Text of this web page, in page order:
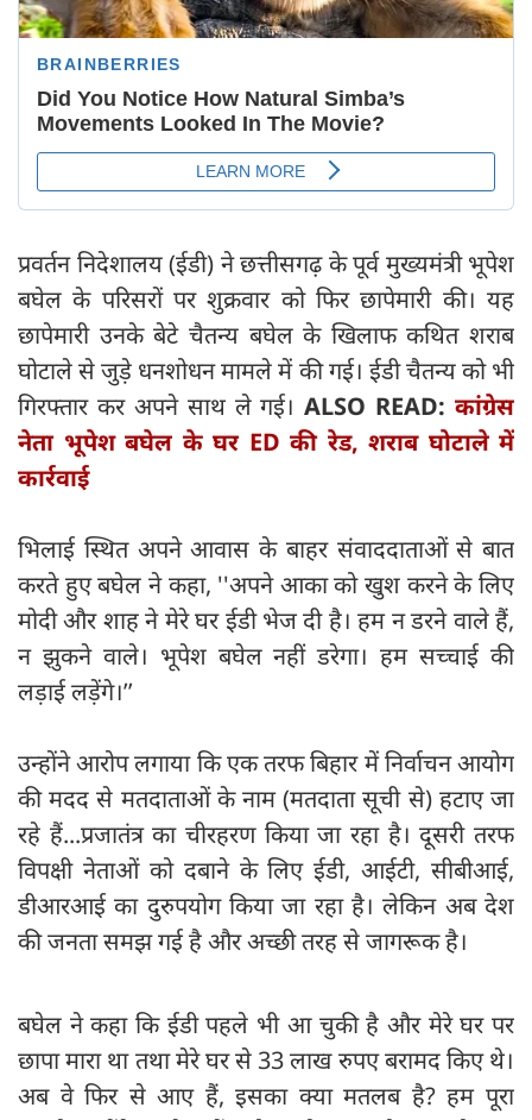
प्रवर्तन निदेशालय (ईडी) ने छत्तीसगढ़ के पूर्व मुख्यमंत्री भूपेश
बघेल के परिसरों पर शुक्रवार को फिर छापेमारी की। यह
छापेमारी उनके बेटे चैतन्य बघेल के खिलाफ कथित शराब
घोटाले से जुड़े धनशोधन मामले में की गई। ईडी चैतन्य को भी
गिरफ्तार कर अपने साथ ले गई।ALSO READ: कांग्रेस
नेता भूपेश बघेल के घर ED की रेड, शराब घोटाले में
कार्रवाई
भिलाई स्थित अपने आवास के बाहर संवाददाताओं से बात
करते हुए बघेल ने कहा, ''अपने आका को खुश करने के लिए
मोदी और शाह ने मेरे घर ईडी भेज दी है। हम न डरने वाले हैं,
न झुकने वाले। भूपेश बघेल नहीं डरेगा। हम सच्चाई की
लड़ाई लड़ेंगे।’’
उन्होंने आरोप लगाया कि एक तरफ बिहार में निर्वाचन आयोग
की मदद से मतदाताओं के नाम (मतदाता सूची से) हटाए जा
रहे हैं...प्रजातंत्र का चीरहरण किया जा रहा है। दूसरी तरफ
विपक्षी नेताओं को दबाने के लिए ईडी, आईटी, सीबीआई,
डीआरआई का दुरुपयोग किया जा रहा है। लेकिन अब देश
की जनता समझ गई है और अच्छी तरह से जागरूक है।
बघेल ने कहा कि ईडी पहले भी आ चुकी है और मेरे घर पर
छापा मारा था तथा मेरे घर से 33 लाख रुपए बरामद किए थे।
अब वे फिर से आए हैं, इसका क्या मतलब है? हम पूरा